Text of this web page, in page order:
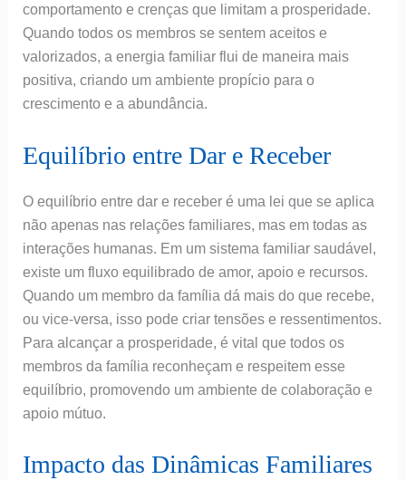
comportamento e crenças que limitam a prosperidade.
Quando todos os membros se sentem aceitos e
valorizados, a energia familiar flui de maneira mais
positiva, criando um ambiente propício para o
crescimento e a abundância.
Equilíbrio entre Dar e Receber
O equilíbrio entre dar e receber é uma lei que se aplica
não apenas nas relações familiares, mas em todas as
interações humanas. Em um sistema familiar saudável,
existe um fluxo equilibrado de amor, apoio e recursos.
Quando um membro da família dá mais do que recebe,
ou vice-versa, isso pode criar tensões e ressentimentos.
Para alcançar a prosperidade, é vital que todos os
membros da família reconheçam e respeitem esse
equilíbrio, promovendo um ambiente de colaboração e
apoio mútuo.
Impacto das Dinâmicas Familiares